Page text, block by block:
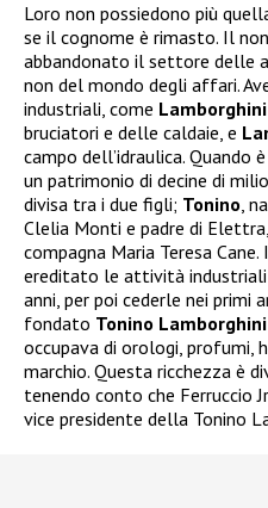
Loro non possiedono più
se il cognome è rimasto. Il
abbandonato il settore delle
non del mondo degli affari.
industriali, come
bruciatori e delle caldaie, e
campo dell’idraulica.
un patrimonio di decine di
divisa tra i due figli; Tonino,
Clelia Monti e padre di
compagna Maria Teresa
ereditato le attività industriali
anni, per poi cederle nei primi
fondato Tonino
occupava di orologi,
marchio. Questa ricchezza è
tenendo conto che Ferruccio
vice presidente della Tonino